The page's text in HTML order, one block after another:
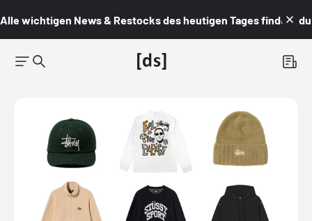
Alle wichtigen News & Restocks des heutigen Tages findest du